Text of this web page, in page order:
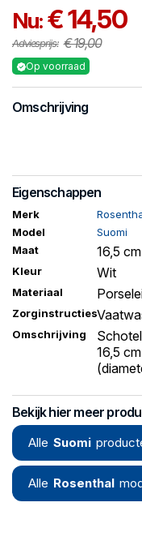
Nu:€ 14,50
Adviesprijs: € 19,00
Op voorraad
Omschrijving
Eigenschappen
Merk
Model
Suomi
Maat
16,5 cm
Kleur Wit
Materiaal
Zorginstructies
Omschrijving
16,5 cm
Bekijk hier meer
Alle Suomi
Alle Rosenthal